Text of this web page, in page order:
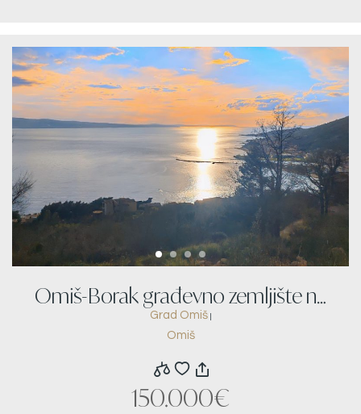
Omiš-Borak građevno zemljište na
prodaju
Grad Omiš|
Omiš
150.000€